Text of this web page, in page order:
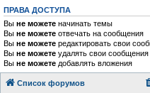
ПРАВА ДОСТУПА
Вы не можете начинать темы
Вы не можете отвечать на сообщения
Вы не можете редактировать свои
Вы не можете удалять свои сообщения
Вы не можете добавлять вложения
Список форумов